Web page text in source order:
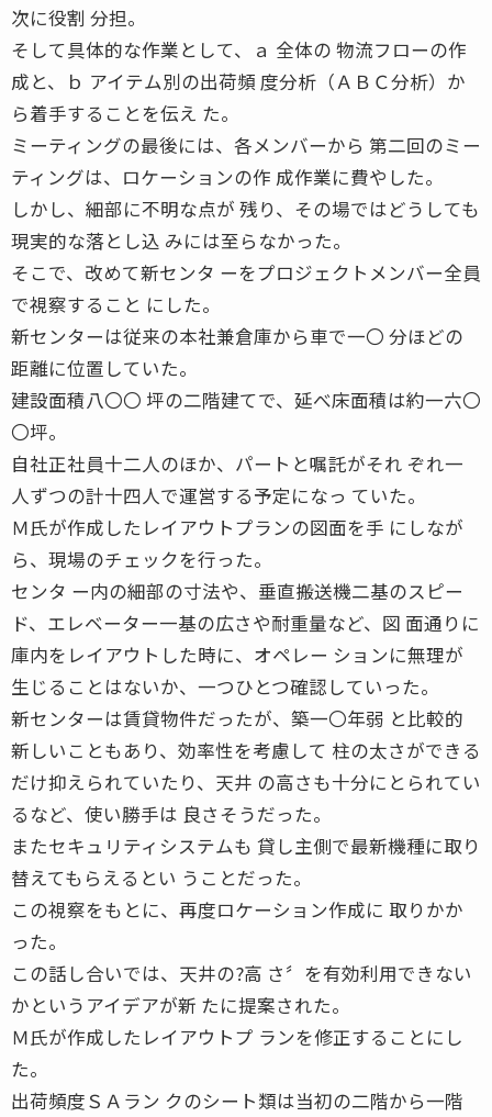
次に役割 分担。
そして具体的な作業として、ａ 全体の 物流フローの作
成と、ｂ アイテム別の出荷頻 度分析（ＡＢＣ分析）か
ら着手することを伝え た。
ミーティングの最後には、各メンバーから 第二回のミー
ティングは、ロケーションの作 成作業に費やした。
しかし、細部に不明な点が 残り、その場ではどうしても
現実的な落とし込 みには至らなかった。
そこで、改めて新センタ ーをプロジェクトメンバー全員
で視察すること にした。
新センターは従来の本社兼倉庫から車で一〇 分ほどの
距離に位置していた。
建設面積八〇〇 坪の二階建てで、延べ床面積は約一六〇
〇坪。
自社正社員十二人のほか、パートと嘱託がそれ ぞれ一
人ずつの計十四人で運営する予定になっ ていた。
Ｍ氏が作成したレイアウトプランの図面を手 にしなが
ら、現場のチェックを行った。
センタ ー内の細部の寸法や、垂直搬送機二基のスピー
ド、エレベーター一基の広さや耐重量など、図 面通りに
庫内をレイアウトした時に、オペレー ションに無理が
生じることはないか、一つひとつ確認していった。
新センターは賃貸物件だったが、築一〇年弱 と比較的
新しいこともあり、効率性を考慮して 柱の太さができる
だけ抑えられていたり、天井 の高さも十分にとられてい
るなど、使い勝手は 良さそうだった。
またセキュリティシステムも 貸し主側で最新機種に取り
替えてもらえるとい うことだった。
この視察をもとに、再度ロケーション作成に 取りかか
った。
この話し合いでは、天井の?高 さ〞を有効利用できない
かというアイデアが新 たに提案された。
Ｍ氏が作成したレイアウトプ ランを修正することにし
た。
出荷頻度ＳＡラン クのシート類は当初の二階から一階